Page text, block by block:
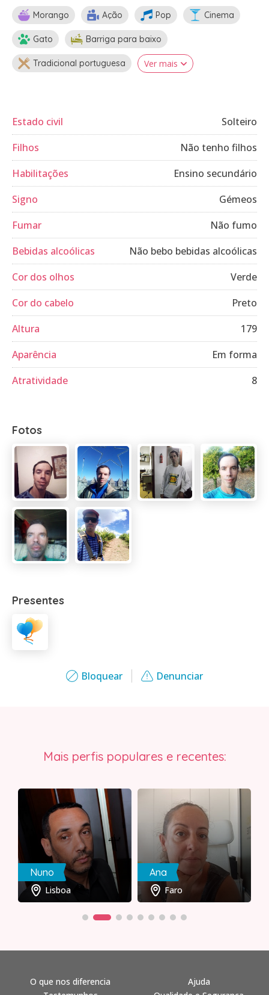
Bloquear Denunciar
Morango Ação Pop Cinema
Gato Barriga para baixo
Tradicional portuguesa Ver mais
Estado civil
Solteiro
Filhos
Não tenho filhos
Habilitações
Ensino secundário
Signo
Gémeos
Fumar
Não fumo
Bebidas alcoólicas
Não bebo bebidas alcoólicas
Cor dos olhos
Verde
Cor do cabelo
Preto
Altura
179
Aparência
Em forma
Atratividade
8
Fotos
Presentes
Mais perfis populares e recentes:
Nuno
Lisboa
Ana
Faro
O que nos diferencia
Ajuda